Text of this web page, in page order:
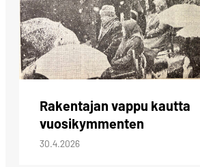
Rakentajan vappu kautta
vuosikymmenten
30.4.2026